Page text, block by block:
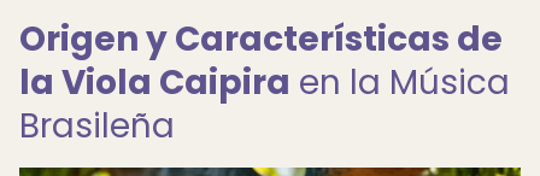
Origen y Características de
la Viola Caipira en la Música
Brasileña